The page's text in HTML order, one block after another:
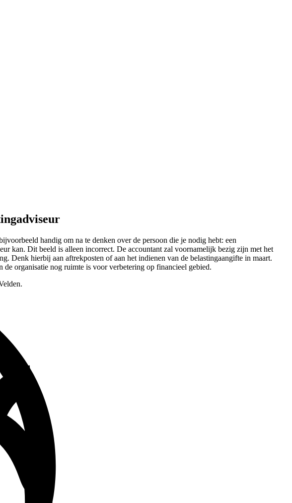
handig om na te denken over de persoon die je nodig hebt: een
kan. Dit beeld is alleen incorrect. De accountant zal voornamelijk bezig zijn met het
Denk hierbij aan aftrekposten of aan het indienen van de belastingaangifte in maart.
organisatie nog ruimte is voor verbetering op financieel gebied.